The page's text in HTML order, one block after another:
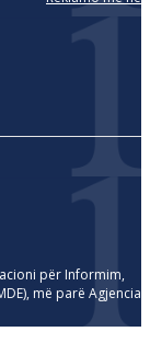
për Informim,
më parë Agjencia